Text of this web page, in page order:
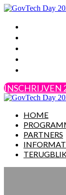
INSCHRIJVEN
HOME
PARTNERS